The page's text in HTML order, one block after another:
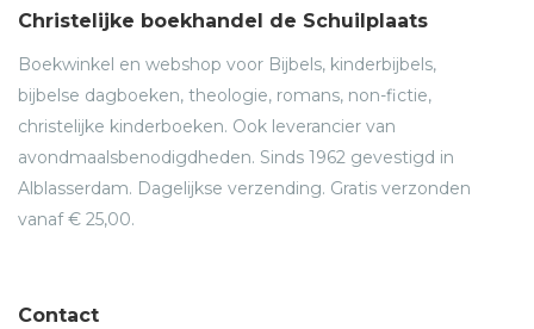
Christelijke boekhandel de Schuilplaats
Boekwinkel en webshop voor Bijbels, kinderbijbels,
bijbelse dagboeken, theologie, romans, non-fictie,
christelijke kinderboeken. Ook leverancier van
avondmaalsbenodigdheden. Sinds 1962 gevestigd in
Alblasserdam. Dagelijkse verzending. Gratis verzonden
vanaf € 25,00.
Contact